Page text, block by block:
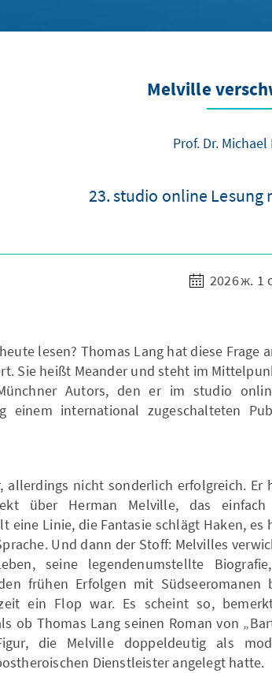
Melville
Prof. Dr.
23. studio online Lesung
2026 ж. 1
lesen? Thomas Lang hat diese Frage
Sie heißt Meander und steht im
Autors, den er im studio
einem international zugeschalteten
allerdings nicht sonderlich erfolgreich. Er
über Herman Melville, das
eine Linie, die Fantasie schlägt Haken, es
Und dann der Stoff: Melvilles
seine legendenumstellte
frühen Erfolgen mit Südseeromanen
ein Flop war. Es scheint so,
ob Thomas Lang seinen Roman von
die Melville doppeldeutig als
Dienstleister angelegt hatte.